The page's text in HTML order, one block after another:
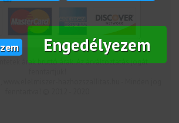
Engedélyezem
árak bruttó árak. Az árváltoztatás jogát